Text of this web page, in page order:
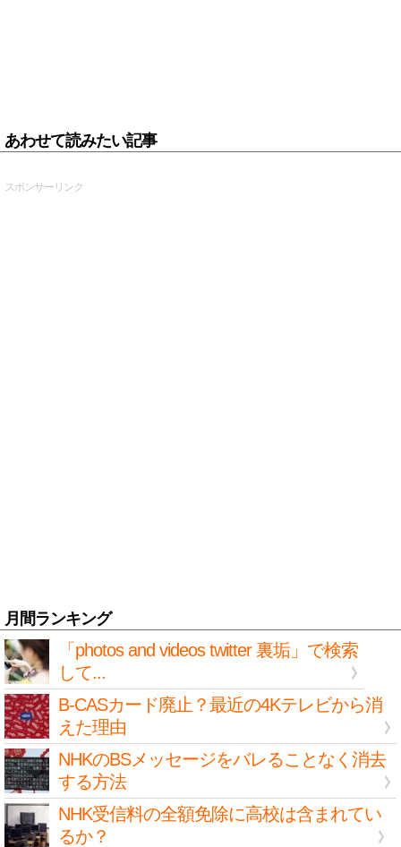
あわせて読みたい記事
スポンサーリンク
月間ランキング
「photos and videos twitter 裏垢」で検索
して...
B-CASカード廃止？最近の4Kテレビから消
えた理由
NHKのBSメッセージをバレることなく消去
する方法
NHK受信料の全額免除に高校は含まれてい
るか？